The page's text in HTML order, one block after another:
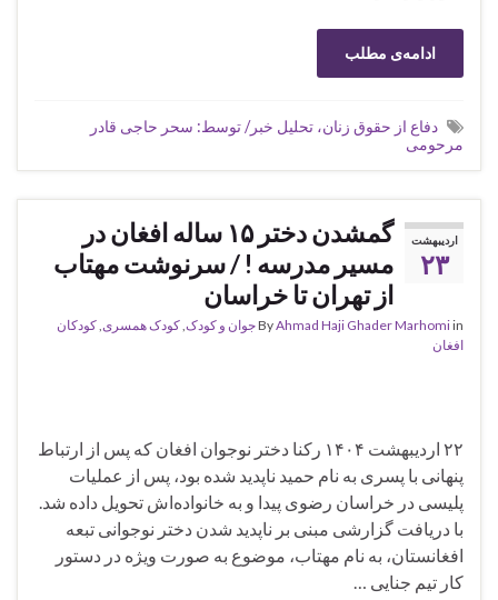
ادامه‌ی مطلب
دفاع از حقوق زنان، تحلیل خبر/ توسط: سحر حاجی قادر
مرحومی
اردیبهشت
۲۳
گمشدن دختر ۱۵ ساله‌ افغان در
مسیر مدرسه ! / سرنوشت مهتاب
از تهران تا خراسان
ByAhmad Haji Ghader Marhomiin جوان و کودک کودک همسری کودکان
افغان
۲۲ اردیبهشت ۱۴۰۴ رکنا دختر نوجوان افغان که پس از ارتباط
پنهانی با پسری به نام حمید ناپدید شده بود، پس از عملیات
پلیسی در خراسان رضوی پیدا و به خانواده‌اش تحویل داده شد.
با دریافت گزارشی مبنی بر ناپدید شدن دختر نوجوانی تبعه
افغانستان، به نام مهتاب، موضوع به صورت ویژه در دستور
کار تیم جنایی …